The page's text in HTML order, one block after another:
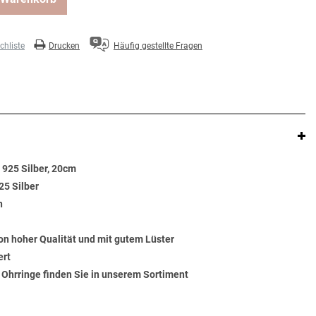
Drucken Häufig gestellte Fragen
Silber, 20cm
Silber
hoher Qualität und mit gutem Lüster
finden Sie in unserem Sortiment